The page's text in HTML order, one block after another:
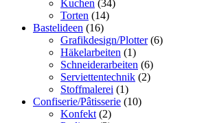
Kuchen (34)
Torten (14)
Bastelideen (16)
Grafikdesign/Plotter(6)
Häkelarbeiten (1)
Schneiderarbeiten (6)
Serviettentechnik (2)
Stoffmalerei (1)
Confiserie/Pâtisserie (10)
Konfekt (2)